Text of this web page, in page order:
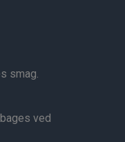
smag.
ved